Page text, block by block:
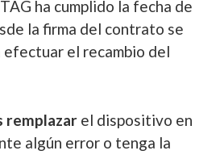
ha cumplido la fecha de
la firma del contrato se
efectuar el recambio del
remplazar el dispositivo en
algún error o tenga la